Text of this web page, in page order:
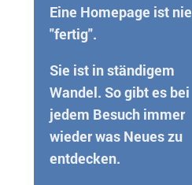
Eine Homepage ist nie
"fertig".
Sie ist in ständigem
Wandel. So gibt es bei
jedem Besuch immer
wieder was Neues zu
entdecken.